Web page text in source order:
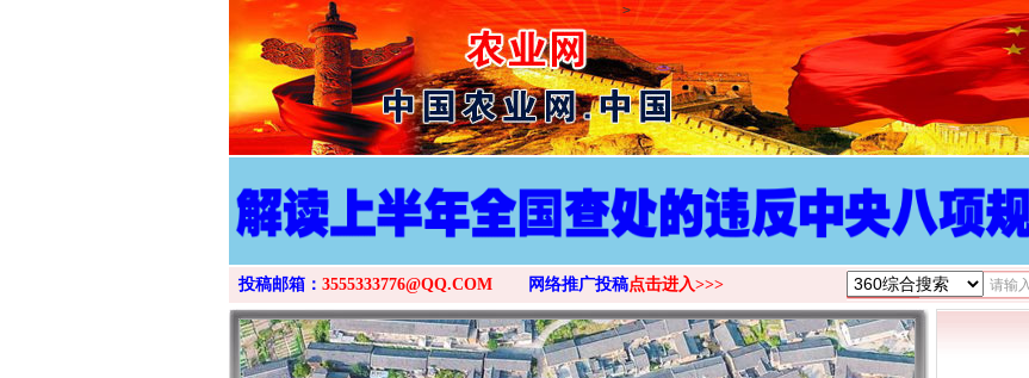
>
投稿邮箱： 3555333776@QQ.COM 网络推广投稿点击进入>>>